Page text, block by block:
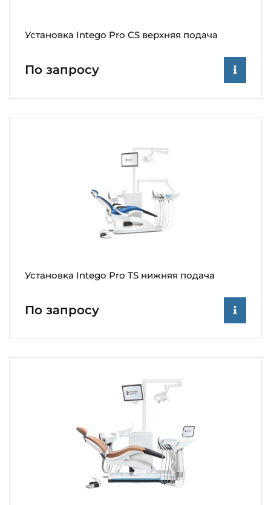
Установка Intego Pro СS верхняя подача
По запросу
Установка Intego Pro TS нижняя подача
По запросу